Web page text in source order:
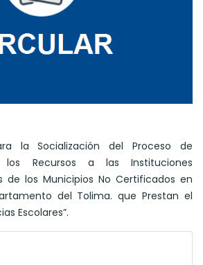
la Socialización del Proceso de
los Recursos a las Instituciones
de los Municipios No Certificados en
del Tolima. que Prestan el
Escolares”.